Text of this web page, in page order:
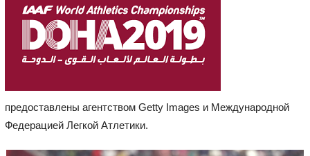
предоставлены агентством Getty Images и Международной
Федерацией Легкой Атлетики.